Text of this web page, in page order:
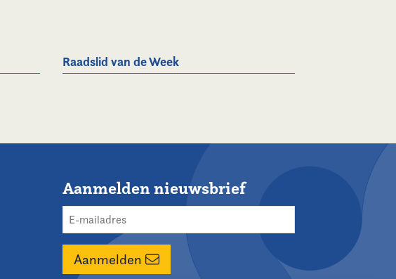
Raadslid van de Week
Aanmelden nieuwsbrief
Aanmelden